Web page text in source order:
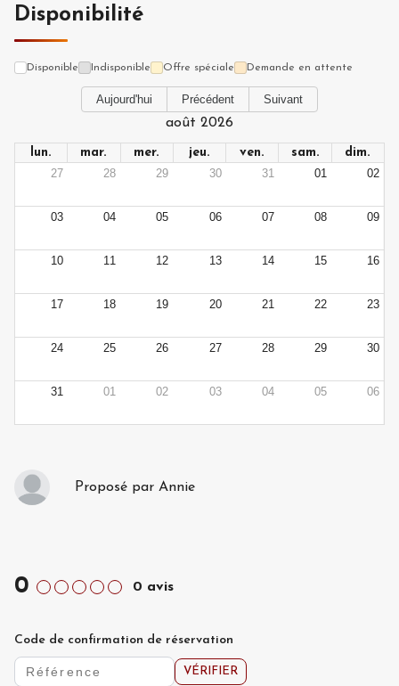
Disponibilité
Disponible Indisponible Offre spéciale Demande en attente
Aujourd'hui Précédent Suivant
août 2026
lun. mar. mer. jeu. ven. sam.
dim.
27
28 29 30 31 01 02
03 04 05 06 07 08 09
10 11 12 13 14 15 16
17 18 19 20 21 22 23
24 25 26 27 28 29 30
31 01 02 03 04 05 06
Proposé par Annie
0 0 avis
Code de confirmation de réservation
VÉRIFIER